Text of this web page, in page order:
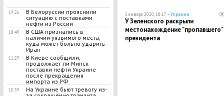
19:26
В Белоруссии прояснили
ситуацию с поставками
нефти из России
18:49
В США признались в
наличии уязвимого места,
куда может больно ударить
Иран
11:29
В Киеве сообщили,
продолжает ли Минск
поставки нефти Украине
после прекращения
импорта из РФ
10:39
На Украине бьют тревогу из-
5 января 2020, 18:17 —Украина
У Зеленского раскрыли
местонахождение "пропавшего"
президента